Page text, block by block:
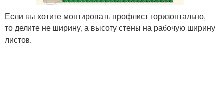
Если вы хотите монтировать профлист горизонтально,
то делите не ширину, а высоту стены на рабочую ширину
листов.